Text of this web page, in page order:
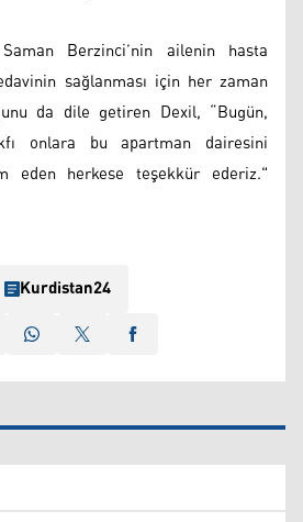
Berzinci’nin ailenin hasta
sağlanması için her zaman
da dile getiren Dexil, “Bugün,
onlara bu apartman dairesini
eden herkese teşekkür ederiz."
Kurdistan24